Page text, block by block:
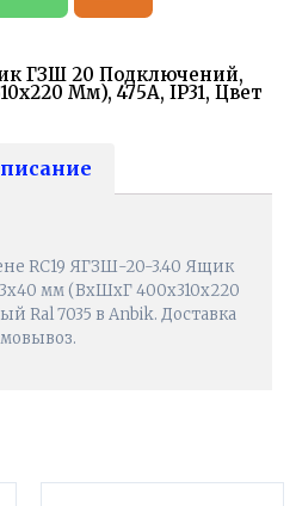
ГЗШ 20 Подключений,
Мм), 475А, IP31, Цвет
RC19 ЯГЗШ-20-3.40 Ящик
мм (ВхШхГ 400х310х220
Ral 7035 в Anbik. Доставка